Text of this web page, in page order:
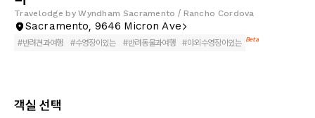
Travelodge by Wyndham Sacramento / Rancho Cordova
Sacramento, 9646 Micron Ave
#반려견과여행 #수영장이있는 #반려동물과여행 #야외수영장이있는 Beta
객실 선택